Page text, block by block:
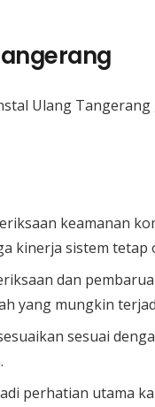
Ulang Tangerang
keamanan
kinerja sistem
dan
yang mungkin
sesuai
perhatian utama